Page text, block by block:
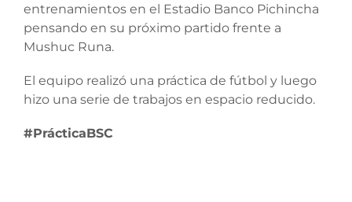
entrenamientos en el Estadio Banco Pichincha
pensando en su próximo partido frente a
Mushuc Runa.
El equipo realizó una práctica de fútbol y luego
hizo una serie de trabajos en espacio reducido.
#PrácticaBSC